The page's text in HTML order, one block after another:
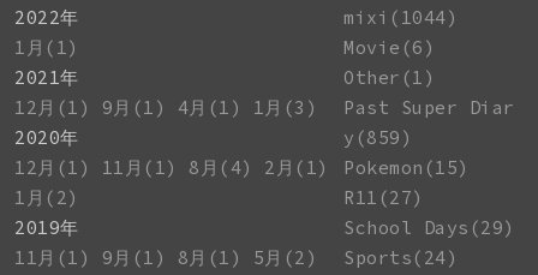
2022年
1月(1)
2021年
12月(1)
9月(1) 4月(1)
1月(3)
2020年
12月(1)
11月(1) 8月(4)
2月(1)
1月(2)
2019年
11月(1)
9月(1) 8月(1)
5月(2)
mixi(1044)
Movie(6)
Other(1)
Past Super Diar
y(859)
Pokemon(15)
R11(27)
School Days(29)
Sports(24)